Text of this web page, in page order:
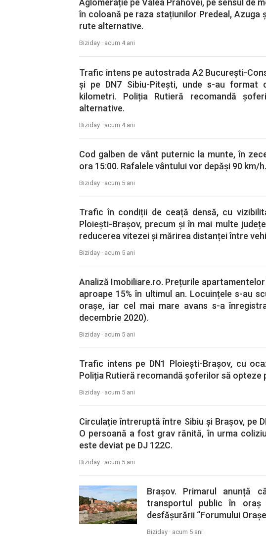
Aglomerație pe Valea Prahovei, pe sensul de
în coloană pe raza stațiunilor Predeal, Azuga
rute alternative.
Biziday · acum 4 ani
Trafic intens pe autostrada A2 București-
și pe DN7 Sibiu-Pitești, unde s-au format
kilometri. Poliția Rutieră recomandă
alternative.
Biziday · acum 4 ani
Cod galben de vânt puternic la munte, în
ora 15:00. Rafalele vântului vor depăși 90 km/h.
Biziday · acum 5 ani
Trafic în condiții de ceață densă, cu
Ploiești-Brașov, precum și în mai multe
reducerea vitezei și mărirea distanței între
Biziday · acum 5 ani
Analiză Imobiliare.ro. Prețurile
aproape 15% în ultimul an. Locuințele s-au
orașe, iar cel mai mare avans s-a
decembrie 2020).
Biziday · acum 5 ani
Trafic intens pe DN1 Ploiești-Brașov, cu
Poliția Rutieră recomandă șoferilor să opteze
Biziday · acum 5 ani
Circulație întreruptă între Sibiu și Brașov, pe
O persoană a fost grav rănită, în urma
este deviat pe DJ 122C.
Biziday · acum 5 ani
Brașov. Primarul anunță
transportul public în
desfășurării “Forumului
Biziday · acum 5 ani